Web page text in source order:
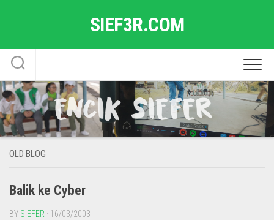
SIEF3R.COM
OLD BLOG
Balik ke Cyber
BY SIEFER · 16/03/2003